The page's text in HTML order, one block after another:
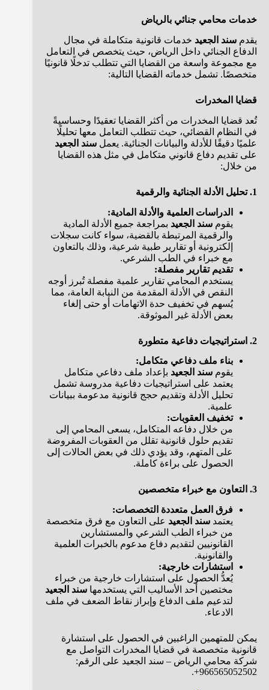
خدمات محامي جنائي بالرياض
يقدم سند الجعيد خدمات قانونية متكاملة في مجال
الدفاع الجنائي داخل الرياض، حيث يتخصص في التعامل
مع مجموعة واسعة من القضايا التي تتطلب تدخلًا قانونيًا
متخصصًا. تشمل خدماته القضايا التالية:
قضايا المخدرات
تُعد قضايا المخدرات من أكثر القضايا تعقيدًا وحساسيةً
في النظام القضائي، حيث تتطلب التعامل معها تحليلًا
علميًا دقيقًا للأدلة والبيانات الجنائية. يعمل سند الجعيد
على تقديم دفاع قانوني متكامل في مثل هذه القضايا
من خلال:
1. تحليل الأدلة الجنائية والرقمية
الدراسات العلمية والأدلة المادية:
يقوم سند الجعيد بمراجعة جميع الأدلة المادية
والرقمية المرتبطة بالقضية، سواء كانت سجلات
إلكترونية أو تقارير طبية شرعية، وذلك بالتعاون
مع خبراء في الطب الشرعي.
تقديم تقارير مفصلة:
يستخدم المحامي تقارير علمية مفصلة تُبرز أوجه
النقص في الأدلة المقدمة من النيابة العامة، مما
يُسهم في تخفيف حدة الاتهامات أو حتى إلغاء
بعض الأدلة غير الموثوقة.
2. استراتيجيات دفاعية متطورة
بناء ملف دفاعي متكامل:
يقوم سند الجعيد بإعداد ملف دفاعي متكامل
يعتمد على استراتيجيات دفاعية مدروسة تشمل
تحليل الأدلة وتقديم حجج قانونية مدعومة ببيانات
علمية.
تخفيف العقوبات:
من خلال دفاعه المتكامل، يسعى المحامي إلى
تقديم حلول قانونية تقلل من العقوبات المفروضة
على المتهم، وقد يؤدي ذلك في بعض الحالات إلى
الحصول على براءة كاملة.
3. التعاون مع خبراء متخصصين
فرق العمل متعددة التخصصات:
يعتمد سند الجعيد على التعاون مع فرق متخصصة
من خبراء الطب الشرعي والمستشارين
القانونيين لتقديم دفاع مدعوم بالخبرات العلمية
والقانونية.
استشارات خارجية:
يُعدُّ الحصول على استشارات خارجية من خبراء
مختصين أحد الأساليب التي يستخدمها سند الجعيد
لتدعيم ملف الدفاع وإبراز نقاط الضعف في ملف
الادعاء.
يمكن للمتهمين الراغبين في الحصول على استشارة
قانونية متخصصة في قضايا المخدرات التواصل مع
شركة محامي الرياض – سند الجعيد على الرقم:
966565052502+.